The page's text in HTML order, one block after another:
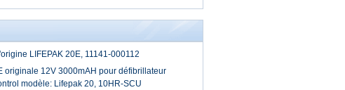
LIFEPAK 20E, 11141-000112
originale 12V 3000mAH pour défibrillateur
modèle: Lifepak 20, 10HR-SCU